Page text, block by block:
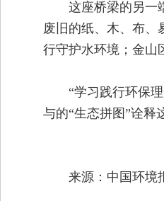
这座桥梁的另一
废旧的纸、木、布、
行守护水环境；金山
“学习践行环保
与的“生态拼图”诠释
来源：中国环境